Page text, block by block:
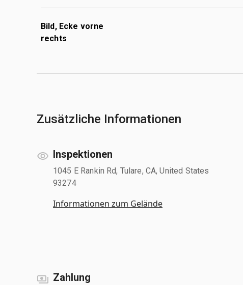
Bild, Ecke vorne
rechts
Zusätzliche Informationen
Inspektionen
1045 E Rankin Rd, Tulare, CA, United States
93274
Informationen zum Gelände
Zahlung